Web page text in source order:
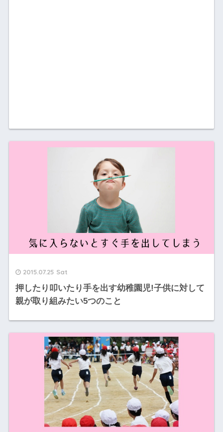
2015.07.25 Sat
押したり叩いたり手を出す幼稚園児!子供に対して
親が取り組みたい5つのこと